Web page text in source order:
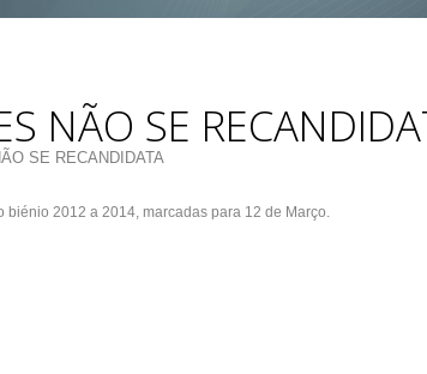
NÃO SE
SE RECANDIDATA
2012 a 2014, marcadas para 12 de Março.